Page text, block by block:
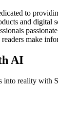
to
and digital
make
AI
into reality with